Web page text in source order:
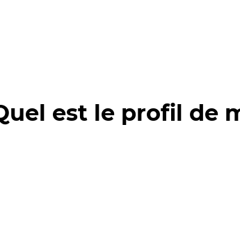
est le profil de